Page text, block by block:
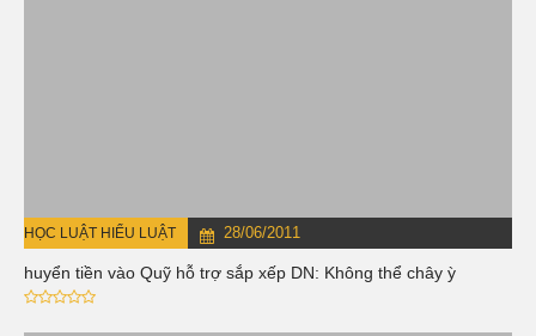
HỌC LUẬT HIỂU LUẬT 28/06/2011
Chuyển tiền vào Quỹ hỗ trợ sắp xếp DN: Không thể chây ỳ